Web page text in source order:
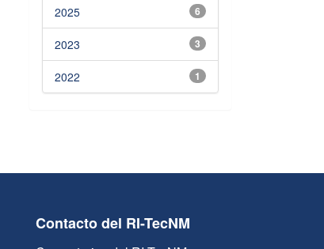
6
2025
3
2023
1
2022
Contacto del RI-TecNM